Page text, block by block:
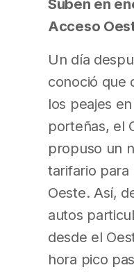
Suben en
Acceso
Un día
conoció que
los peajes
porteñas, el
propuso un
tarifario para
Oeste. Así,
autos
desde el
hora pico